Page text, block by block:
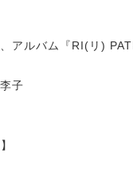
アルバム『RI(リ)
子
】